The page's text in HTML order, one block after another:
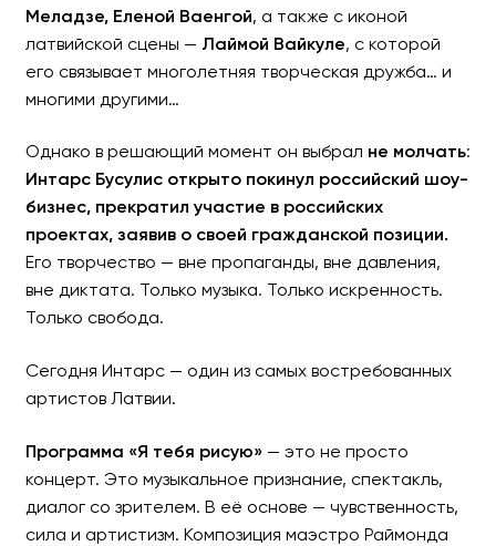
Меладзе, Еленой Ваенгой, а также с иконой
латвийской сцены — Лаймой Вайкуле, с которой
его связывает многолетняя творческая дружба… и
многими другими…
Однако в решающий момент он выбрал не молчать:
Интарс Бусулис открыто покинул российский шоу-
бизнес, прекратил участие в российских
проектах, заявив о своей гражданской позиции.
Его творчество — вне пропаганды, вне давления,
вне диктата. Только музыка. Только искренность.
Только свобода.
Сегодня Интарс — один из самых востребованных
артистов Латвии.
Программа «Я тебя рисую»— это не просто
концерт. Это музыкальное признание, спектакль,
диалог со зрителем. В её основе — чувственность,
сила и артистизм. Композиция маэстро Раймонда